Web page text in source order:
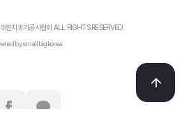
치과기공사협회 ALL RIGHTS RESERVED.
by smallbigkorea